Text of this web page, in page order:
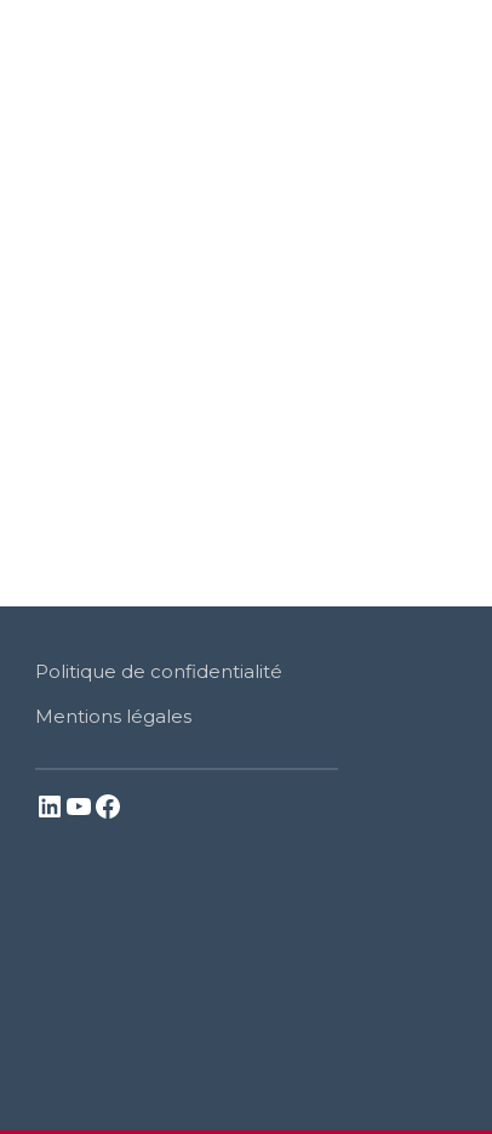
Politique de confidentialité
Mentions légales
LinkedIn
YouTube
Facebook